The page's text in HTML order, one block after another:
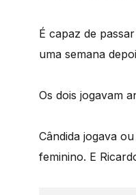
É capaz de
uma semana
Os dois jogavam
Cândida jogava
feminino. E